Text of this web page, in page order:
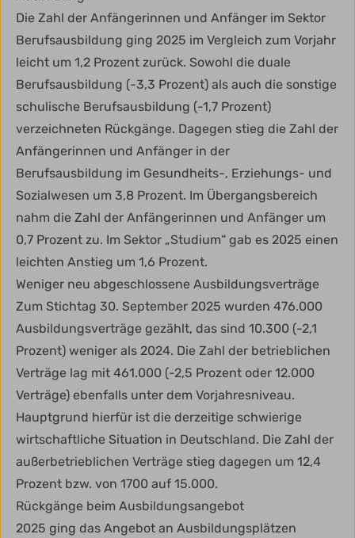
Die Zahl der Anfängerinnen und Anfänger im Sektor
Berufsausbildung ging 2025 im Vergleich zum Vorjahr
leicht um 1,2 Prozent zurück. Sowohl die duale
Berufsausbildung (-3,3 Prozent) als auch die sonstige
schulische Berufsausbildung (-1,7 Prozent)
verzeichneten Rückgänge. Dagegen stieg die Zahl der
Anfängerinnen und Anfänger in der
Berufsausbildung im Gesundheits-, Erziehungs- und
Sozialwesen um 3,8 Prozent. Im Übergangsbereich
nahm die Zahl der Anfängerinnen und Anfänger um
0,7 Prozent zu. Im Sektor „Studium“ gab es 2025 einen
leichten Anstieg um 1,6 Prozent.
Weniger neu abgeschlossene Ausbildungsverträge
Zum Stichtag 30. September 2025 wurden 476.000
Ausbildungsverträge gezählt, das sind 10.300 (-2,1
Prozent) weniger als 2024. Die Zahl der betrieblichen
Verträge lag mit 461.000 (-2,5 Prozent oder 12.000
Verträge) ebenfalls unter dem Vorjahresniveau.
Hauptgrund hierfür ist die derzeitige schwierige
wirtschaftliche Situation in Deutschland. Die Zahl der
außerbetrieblichen Verträge stieg dagegen um 12,4
Prozent bzw. von 1700 auf 15.000.
Rückgänge beim Ausbildungsangebot
2025 ging das Angebot an Ausbildungsplätzen